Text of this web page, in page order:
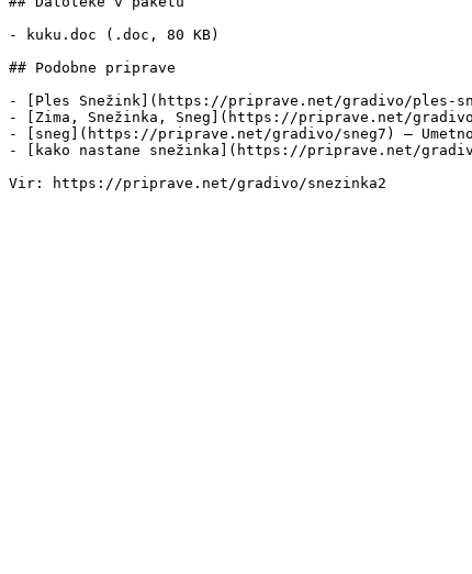
- kuku.doc (.doc, 80 KB)
## Podobne priprave
- [Ples Snežink](https://priprave.net/gradivo/ples-
- [Zima, Snežinka, Sneg](https://priprave.net/
- [sneg](https://priprave.net/gradivo/sneg7) —
- [kako nastane snežinka](https://priprave.net/